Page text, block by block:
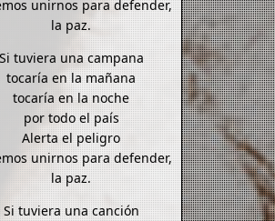
unirnos para defender,
la paz.
Si tuviera una campana
tocaría en la mañana
tocaría en la noche
por todo el país
Alerta el peligro
unirnos para defender,
la paz.
Si tuviera una canción